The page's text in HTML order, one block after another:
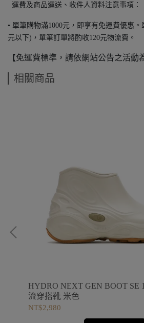
運費及商品運送、收件人資料注意事項：
• 單筆購物滿1000元，即享有免運費優惠
元以下)，單筆訂單將酌收120元物流費。
【免運費標準，請依網站公告之活動
相關商品
HYDRO NEXT GEN BOOT SE
流穿搭靴 米色
NT$2,980